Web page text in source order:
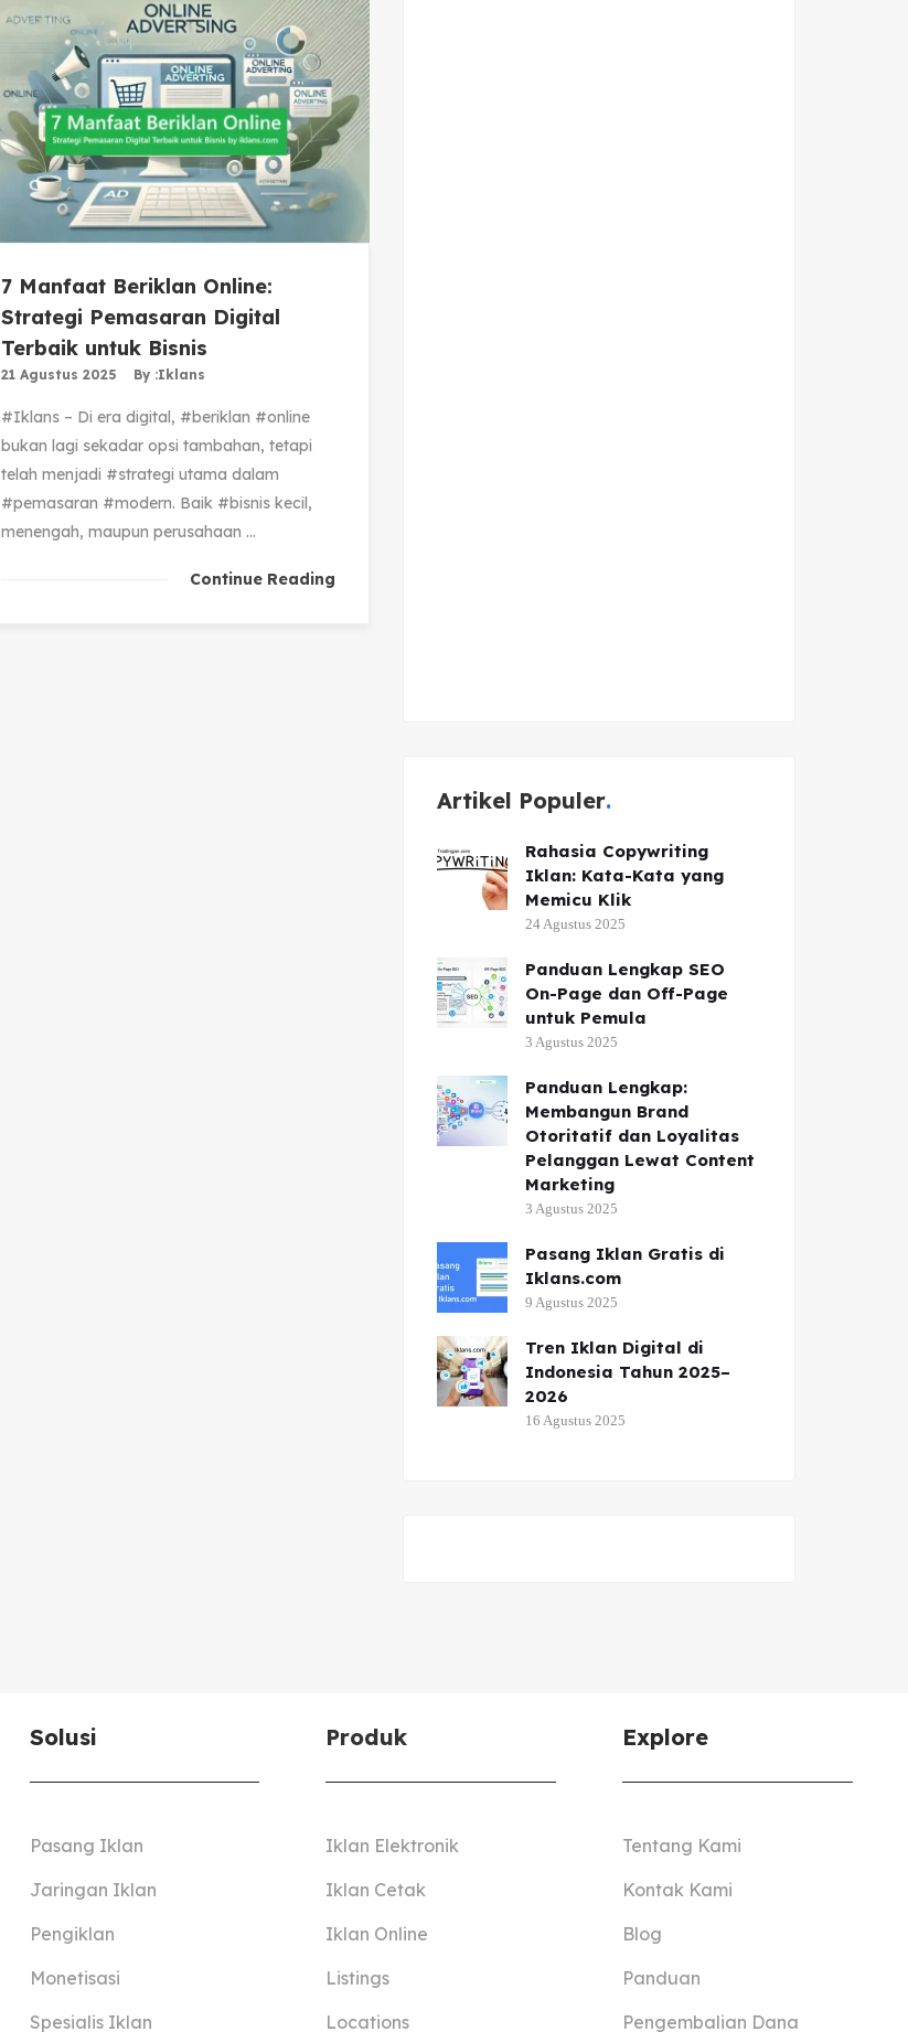
7 Manfaat Beriklan Online:
Strategi Pemasaran Digital
Terbaik untuk Bisnis
21 Agustus 2025 By :Iklans
#Iklans – Di era digital, #beriklan #online
bukan lagi sekadar opsi tambahan, tetapi
telah menjadi #strategi utama dalam
#pemasaran #modern. Baik #bisnis kecil,
menengah, maupun perusahaan ...
Continue Reading
Artikel Populer
Rahasia Copywriting
Iklan: Kata-Kata yang
Memicu Klik
24 Agustus 2025
Panduan Lengkap SEO
On-Page dan Off-Page
untuk Pemula
3 Agustus 2025
Panduan Lengkap:
Membangun Brand
Otoritatif dan Loyalitas
Pelanggan Lewat Content
Marketing
3 Agustus 2025
Pasang Iklan Gratis di
Iklans.com
9 Agustus 2025
Tren Iklan Digital di
Indonesia Tahun 2025–
2026
16 Agustus 2025
Solusi
Pasang Iklan
Jaringan Iklan
Pengiklan
Monetisasi
Spesialis Iklan
Produk
Iklan Elektronik
Iklan Cetak
Iklan Online
Listings
Locations
Explore
Tentang Kami
Kontak Kami
Blog
Panduan
Pengembalian Dana